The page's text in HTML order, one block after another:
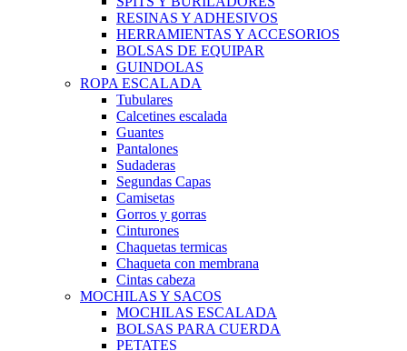
RESINAS Y ADHESIVOS
HERRAMIENTAS Y ACCESORIOS
BOLSAS DE EQUIPAR
GUINDOLAS
ROPA ESCALADA
Tubulares
Calcetines escalada
Guantes
Pantalones
Sudaderas
Segundas Capas
Camisetas
Gorros y gorras
Cinturones
Chaquetas termicas
Chaqueta con membrana
Cintas cabeza
MOCHILAS Y SACOS
MOCHILAS ESCALADA
BOLSAS PARA CUERDA
PETATES